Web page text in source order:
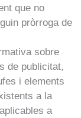
que no
pròrroga de
sobre
de publicitat,
i elements
a la
a